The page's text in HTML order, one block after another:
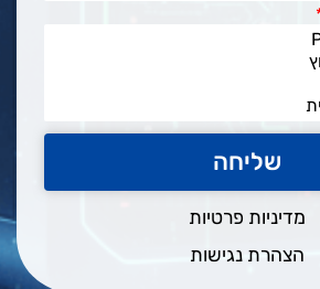
שליחה
מדיניות פרטיות
הצהרת נגישות